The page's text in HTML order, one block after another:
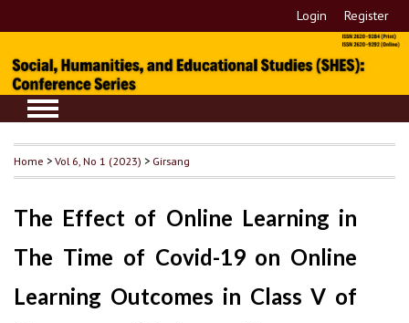
Login Register
Home >Vol 6, No 1 (2023) > Girsang
The Effect of Online Learning in
The Time of Covid-19 on Online
Learning Outcomes in Class V of